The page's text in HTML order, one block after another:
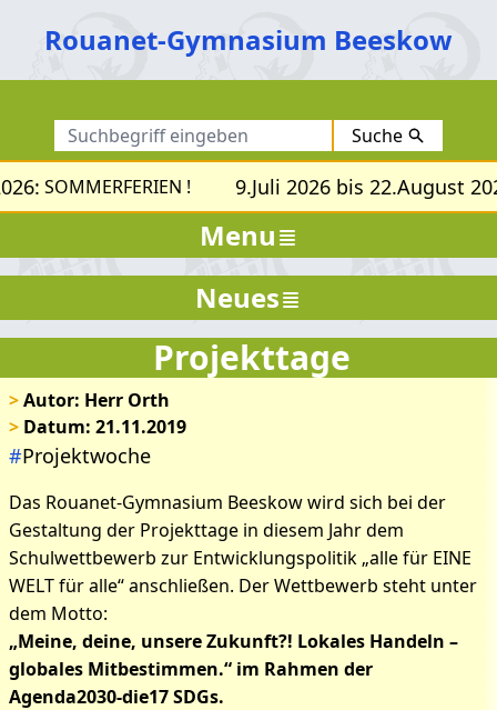
Rouanet-Gymnasium Beeskow
Suche
SOMMERFERIEN ! 9.Juli 2026 bis 22.August
Menu
Projekttage
>Autor: Herr Orth
> Datum: 21.11.2019
#Projektwoche
Das Rouanet-Gymnasium Beeskow wird sich bei der
Gestaltung der Projekttage in diesem Jahr dem
Schulwettbewerb zur Entwicklungspolitik „alle für EINE
WELT für alle“ anschließen. Der Wettbewerb steht unter
dem Motto:
„Meine, deine, unsere Zukunft?! Lokales Handeln –
globales Mitbestimmen.“ im Rahmen der
Agenda2030-die17 SDGs.
Neues